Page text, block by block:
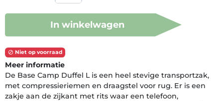
In winkelwagen
 Niet op voorraad
Meer informatie
De Base Camp Duffel L is een heel stevige transportzak,
met compressieriemen en draagstel voor rug. Er is een
zakje aan de zijkant met rits waar een telefoon,